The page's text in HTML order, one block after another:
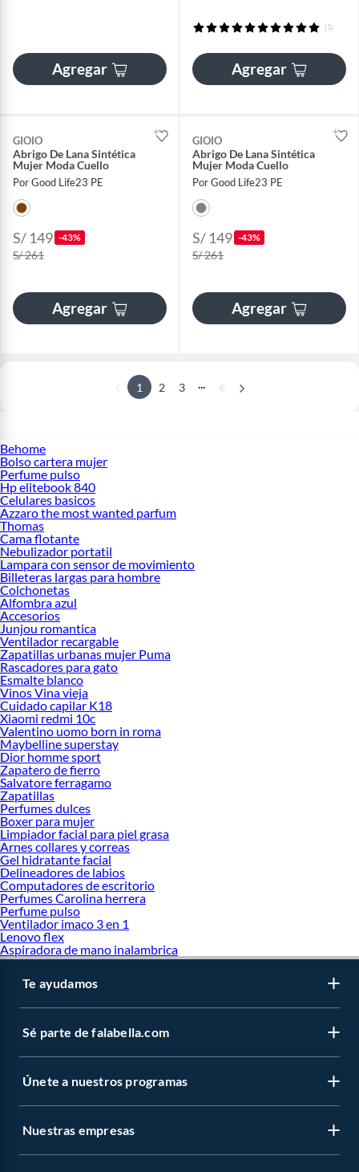
Agregar
(1)
Agregar
GIOIO
Abrigo De Lana Sintética
Mujer Moda Cuello
Por Good Life23 PE
S/ 149 -43%
S/ 261
Agregar
GIOIO
Abrigo De Lana Sintética
Mujer Moda Cuello
Por Good Life23 PE
S/ 149 -43%
S/ 261
Agregar
1 2 3 ... 6
Behome
Bolso cartera mujer
Perfume pulso
Hp elitebook 840
Celulares basicos
Azzaro the most wanted parfum
Thomas
Cama flotante
Nebulizador portatil
Lampara con sensor de movimiento
Billeteras largas para hombre
Colchonetas
Alfombra azul
Accesorios
Junjou romantica
Ventilador recargable
Zapatillas urbanas mujer Puma
Rascadores para gato
Esmalte blanco
Vinos Vina vieja
Cuidado capilar K18
Xiaomi redmi 10c
Valentino uomo born in roma
Maybelline superstay
Dior homme sport
Zapatero de fierro
Salvatore ferragamo
Zapatillas
Perfumes dulces
Boxer para mujer
Limpiador facial para piel grasa
Arnes collares y correas
Gel hidratante facial
Delineadores de labios
Computadores de escritorio
Perfumes Carolina herrera
Perfume pulso
Ventilador imaco 3 en 1
Lenovo flex
Aspiradora de mano inalambrica
Te ayudamos
Sé parte de falabella.com
Únete a nuestros programas
Nuestras empresas